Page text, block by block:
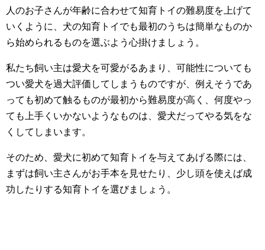
人のお子さんが年齢に合わせて知育トイの難易度を上げて
いくように、犬の知育トイでも最初のうちは簡単なものか
ら始められるものを選ぶよう心掛けましょう。
私たち飼い主は愛犬を可愛がるあまり、可能性についても
つい愛犬を過大評価してしまうものですが、例えそうであ
っても初めて触るものが最初から難易度が高く、何度やっ
ても上手くいかないようなものは、愛犬だってやる気をな
くしてしまいます。
そのため、愛犬に初めて知育トイを与えてあげる際には、
まずは飼い主さんがお手本を見せたり、少し頭を使えば成
功したりする知育トイを選びましょう。